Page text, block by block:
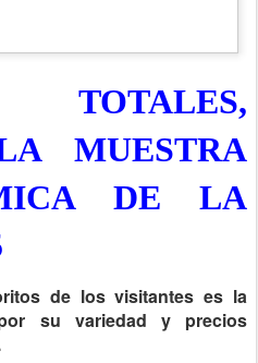
MUESTRA
DE LA
de los visitantes es la
su variedad y precios